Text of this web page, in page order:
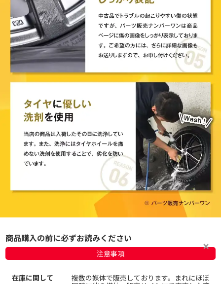
商品購入の前に必ずお読みください
注意事項
在庫に関して
複数の媒体で販売しております。まれにほぼ